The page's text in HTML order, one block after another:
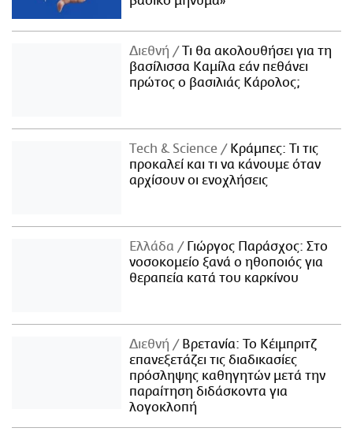
Διεθνή
Τι θα ακολουθήσει για τη
βασίλισσα Καμίλα εάν πεθάνει
πρώτος ο βασιλιάς Κάρολος;
Τech & Science
Κράμπες: Τι τις
προκαλεί και τι να κάνουμε όταν
αρχίσουν οι ενοχλήσεις
Ελλάδα
Γιώργος Παράσχος: Στο
νοσοκομείο ξανά ο ηθοποιός για
θεραπεία κατά του καρκίνου
Διεθνή
Βρετανία: Το Κέιμπριτζ
επανεξετάζει τις διαδικασίες
πρόσληψης καθηγητών μετά την
παραίτηση διδάσκοντα για
λογοκλοπή